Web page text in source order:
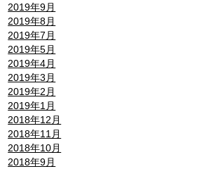
2019年9月
2019年8月
2019年7月
2019年5月
2019年4月
2019年3月
2019年2月
2019年1月
2018年12月
2018年11月
2018年10月
2018年9月